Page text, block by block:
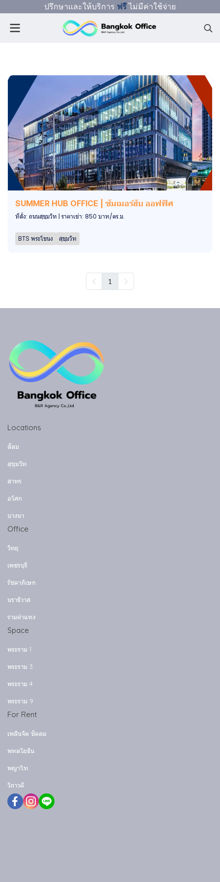
ปรึกษาและให้บริการ ฟรีไม่มีค่าใช้จ่าย
SUMMER HUB OFFICE | ซัมเมอร์ฮับ ออฟฟิศ
ที่ตั้ง: ถนนสุขุมวิท | ราคาเช่า: 850 บาท/ตร.ม.
BTS พระโขนง สุขุมวิท
1
Locations
สีลม
สุขุมวิท
สาทร
อโศก
บางนา
Office
วิทยุ
เพชรบุรี
รัชดาภิเษก
นราธิวาส
รามคำแหง
Space
พระราม 1
พระราม 3
พระราม 4
พระราม 9
For Rent
เพลินจิต ชิดลม
พหลโยธิน
พญาไท
วิภาวดี